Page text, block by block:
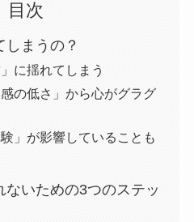
目次
しまうの？
に揺れてしまう
の低さ」から心がグラグ
」が影響していることも
ないための3つのステッ